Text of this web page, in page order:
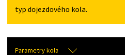
typ dojezdového kola.
Parametry kola